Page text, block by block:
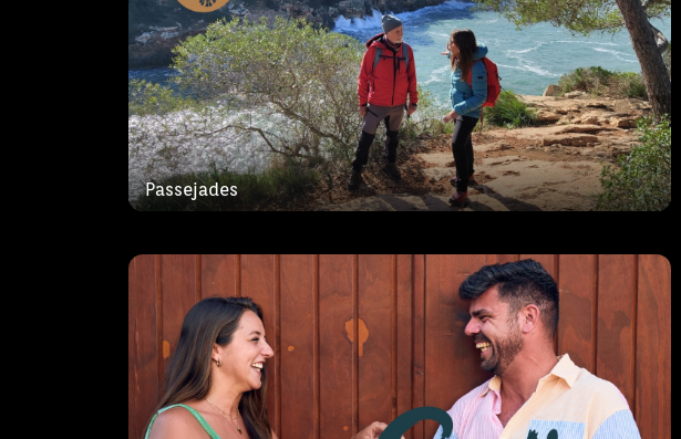
Passejades
Capfico
‘Capfico’, una nova aposta d’estiu a través d’un format
fresc, divertit, de proximitat i que aposta per
l’entreteniment i l’orgull de mostrar les paisatges de
Desconcerts IB3